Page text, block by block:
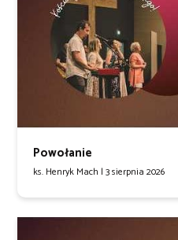
Powołanie
ks. Henryk Mach | 3 sierpnia 2026